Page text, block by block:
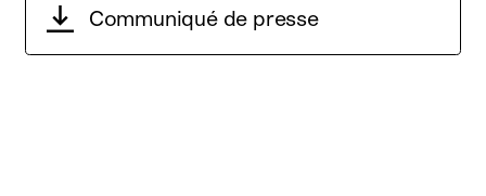
Communiqué de presse